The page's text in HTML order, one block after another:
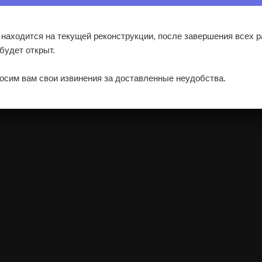
на текущей реконструкции, после завершения всех
открыт.
вам свои извинения за доставленные неудобства.